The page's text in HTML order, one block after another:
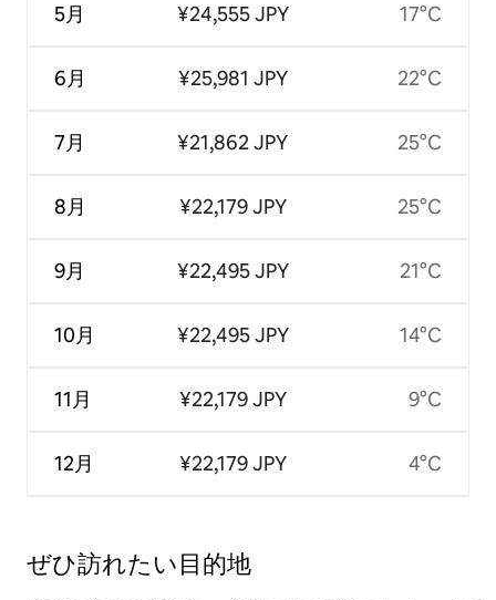
5月
6月
7月
8月
9月
10月
11月
12月
¥24,555 JPY
¥25,981 JPY
¥21,862 JPY
¥22,179 JPY
¥22,495 JPY
¥22,495 JPY
¥22,179 JPY
¥22,179 JPY
17°C
22°C
25°C
25°C
21°C
14°C
9°C
4°C
ぜひ訪⁠れ⁠た⁠い目⁠的⁠地